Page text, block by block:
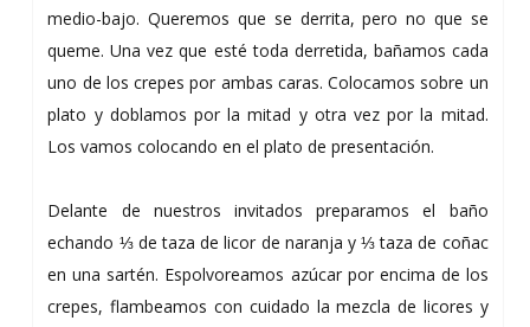
medio-bajo. Queremos que se derrita, pero no que se
queme. Una vez que esté toda derretida, bañamos cada
uno de los crepes por ambas caras. Colocamos sobre un
plato y doblamos por la mitad y otra vez por la mitad.
Los vamos colocando en el plato de presentación.
Delante de nuestros invitados preparamos el baño
echando ⅓ de taza de licor de naranja y ⅓ taza de coñac
en una sartén. Espolvoreamos azúcar por encima de los
crepes, flambeamos con cuidado la mezcla de licores y